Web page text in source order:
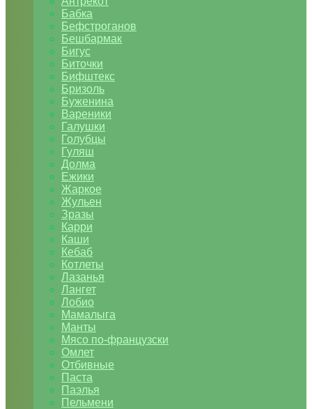
Бабка
Бефстроганов
Бешбармак
Бигус
Биточки
Бифштекс
Бризоль
Буженина
Вареники
Галушки
Голубцы
Гуляш
Долма
Ежики
Жаркое
Жульен
Зразы
Карри
Каши
Кебаб
Котлеты
Лазанья
Лангет
Лобио
Мамалыга
Манты
Мясо по-французски
Омлет
Отбивные
Паста
Паэлья
Пельмени